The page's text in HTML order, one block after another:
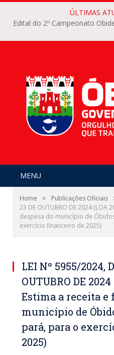
ÚLTIMAS
Edital do 2º Campeonato
MENU
Home » Publicações Oficiais
23 DE OUTUBRO DE 2024 (LOA
despesa do município de
exercício financeiro de 2025)
LEI Nº 5955/2024,
OUTUBRO DE
Estima a receita e
município de
pará, para o
2025)